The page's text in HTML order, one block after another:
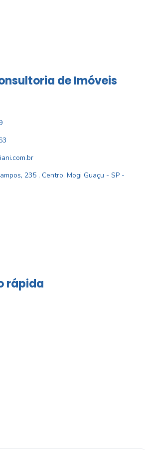
de Imóveis
235 , Centro, Mogi Guaçu - SP -
rápida